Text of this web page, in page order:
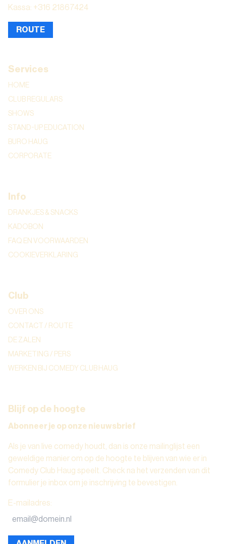
Kassa: +316 21867424
ROUTE
Services
HOME
CLUB REGULARS
SHOWS
STAND-UP EDUCATION
BURO HAUG
CORPORATE
Info
DRANKJES & SNACKS
KADOBON
FAQ EN VOORWAARDEN
COOKIEVERKLARING
Club
OVER ONS
CONTACT / ROUTE
DE ZALEN
MARKETING / PERS
WERKEN BIJ COMEDY CLUB HAUG
Blijf op de hoogte
Abonneer je op onze nieuwsbrief
Als je van live comedy houdt, dan is onze mailinglijst een
geweldige manier om op de hoogte te blijven van wie er in
Comedy Club Haug speelt. Check na het verzenden van dit
formulier je inbox om je inschrijving te bevestigen.
E-mailadres: